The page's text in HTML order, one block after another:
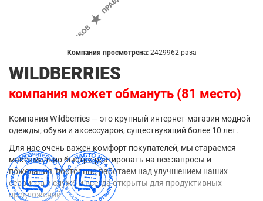
Компания просмотрена: 2429962 раза
WILDBERRIES
компания может обмануть (81 место)
Компания Wildberries — это крупный интернет-магазин модной
одежды, обуви и аксессуаров, существующий более 10 лет.
Для нас очень важен комфорт покупателей, мы стараемся
максимально быстро реагировать на все запросы и
пожелания, постоянно работаем над улучшением наших
сервисов и служб и всегда открыты для продуктивных
предложений.